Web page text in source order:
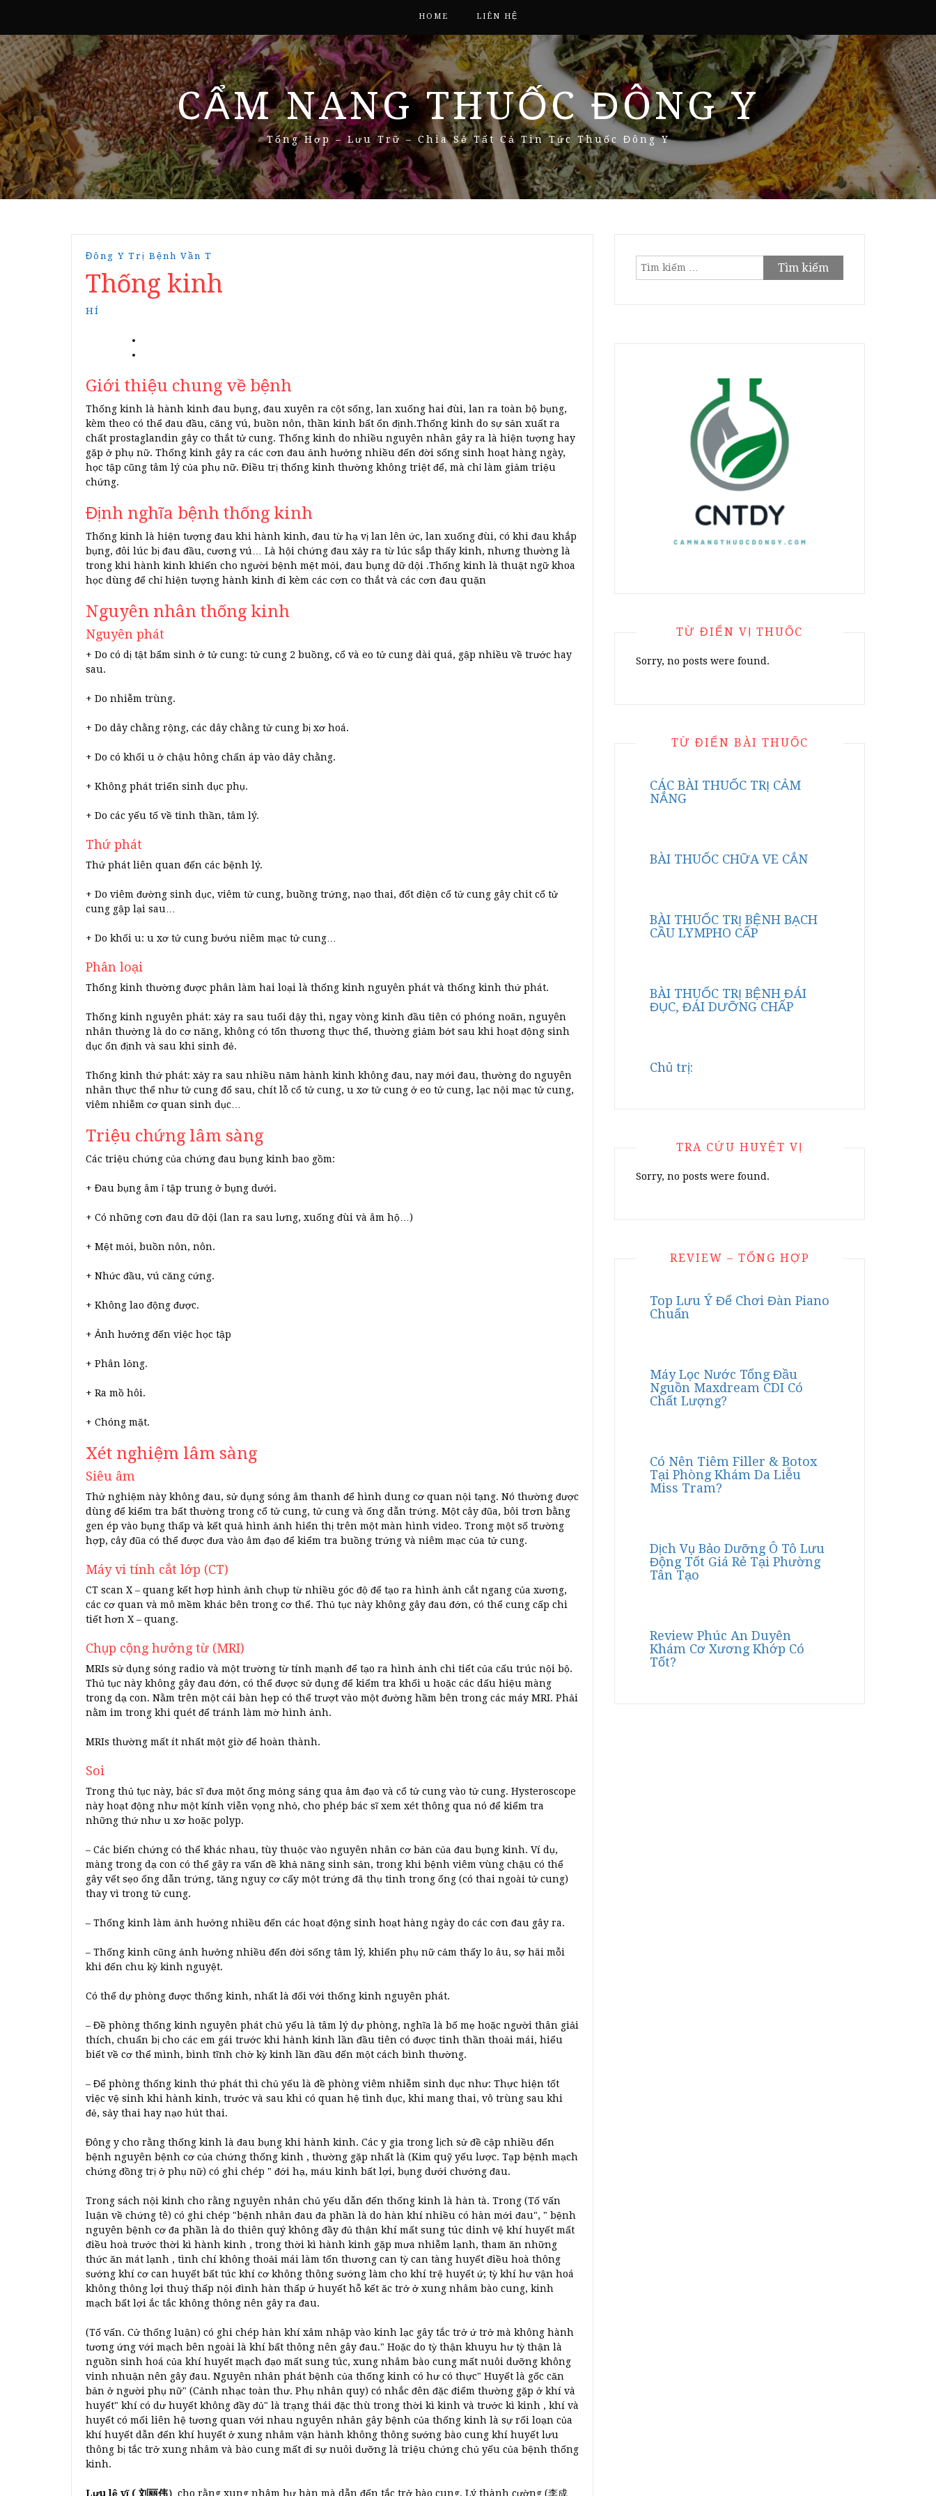
HOME LIÊN HỆ
CẨM NANG THUỐC ĐÔNG Y
Tổng Hợp – Lưu Trữ – Chia Sẻ Tất Cả Tin Tức Thuốc Đông Y
Đông Y Trị Bệnh Vần T
Thống kinh
HÍ
Giới thiệu chung về bệnh
Thống kinh là hành kinh đau bụng, đau xuyên ra cột sống, lan xuống hai đùi, lan ra toàn bộ bụng,
kèm theo có thể đau đầu, căng vú, buồn nôn, thần kinh bất ổn định.Thống kinh do sự sản xuất ra
chất prostaglandin gây co thắt tử cung. Thống kinh do nhiều nguyên nhân gây ra là hiện tượng hay
gặp ở phụ nữ. Thống kinh gây ra các cơn đau ảnh hưởng nhiều đến đời sống sinh hoạt hàng ngày,
học tập cũng tâm lý của phụ nữ. Điều trị thống kinh thường không triệt để, mà chỉ làm giảm triệu
chứng.
Định nghĩa bệnh thống kinh
Thống kinh là hiện tượng đau khi hành kinh, đau từ hạ vị lan lên ức, lan xuống đùi, có khi đau khắp
bụng, đôi lúc bị đau đầu, cương vú… Là hội chứng đau xảy ra từ lúc sắp thấy kinh, nhưng thường là
trong khi hành kinh khiến cho người bệnh mệt mỏi, đau bụng dữ dội .Thống kinh là thuật ngữ khoa
học dùng để chỉ hiện tượng hành kinh đi kèm các cơn co thắt và các cơn đau quặn
Nguyên nhân thống kinh
Nguyên phát
+ Do có dị tật bẩm sinh ở tử cung: tử cung 2 buồng, cổ và eo tử cung dài quá, gập nhiều về trước hay
sau.
+ Do nhiễm trùng.
+ Do dây chằng rộng, các dây chằng tử cung bị xơ hoá.
+ Do có khối u ở chậu hông chấn áp vào dây chằng.
+ Không phát triển sinh dục phụ.
+ Do các yếu tố về tinh thần, tâm lý.
Thứ phát
Thứ phát liên quan đến các bệnh lý.
+ Do viêm đường sinh dục, viêm tử cung, buồng trứng, nạo thai, đốt điện cổ tử cung gây chit cổ tử
cung gập lại sau…
+ Do khối u: u xơ tử cung bướu niêm mạc tử cung…
Phân loại
Thống kinh thường được phân làm hai loại là thống kinh nguyên phát và thống kinh thứ phát.
Thống kinh nguyên phát: xảy ra sau tuổi dậy thì, ngay vòng kinh đầu tiên có phóng noãn, nguyên
nhân thường là do cơ năng, không có tổn thương thực thể, thường giảm bớt sau khi hoạt động sinh
dục ổn định và sau khi sinh đẻ.
Thống kinh thứ phát: xảy ra sau nhiều năm hành kinh không đau, nay mới đau, thường do nguyên
nhân thực thể như tử cung đổ sau, chít lỗ cổ tử cung, u xơ tử cung ở eo tử cung, lạc nội mạc tử cung,
viêm nhiễm cơ quan sinh dục…
Triệu chứng lâm sàng
Các triệu chứng của chứng đau bụng kinh bao gồm:
+ Đau bụng âm ỉ tập trung ở bụng dưới.
+ Có những cơn đau dữ dội (lan ra sau lưng, xuống đùi và âm hộ…)
+ Mệt mỏi, buồn nôn, nôn.
+ Nhức đầu, vú căng cứng.
+ Không lao động được.
+ Ảnh hưởng đến việc học tập
+ Phân lỏng.
+ Ra mồ hôi.
+ Chóng mặt.
Xét nghiệm lâm sàng
Siêu âm
Thử nghiệm này không đau, sử dụng sóng âm thanh để hình dung cơ quan nội tạng. Nó thường được
dùng để kiểm tra bất thường trong cổ tử cung, tử cung và ống dẫn trứng. Một cây đũa, bôi trơn bằng
gen ép vào bụng thấp và kết quả hình ảnh hiển thị trên một màn hình video. Trong một số trường
hợp, cây đũa có thể được đưa vào âm đạo để kiểm tra buồng trứng và niêm mạc của tử cung.
Máy vi tính cắt lớp (CT)
CT scan X – quang kết hợp hình ảnh chụp từ nhiều góc độ để tạo ra hình ảnh cắt ngang của xương,
các cơ quan và mô mềm khác bên trong cơ thể. Thủ tục này không gây đau đớn, có thể cung cấp chi
tiết hơn X – quang.
Chụp cộng hưởng từ (MRI)
MRIs sử dụng sóng radio và một trường từ tính mạnh để tạo ra hình ảnh chi tiết của cấu trúc nội bộ.
Thủ tục này không gây đau đớn, có thể được sử dụng để kiểm tra khối u hoặc các dấu hiệu màng
trong dạ con. Nằm trên một cái bàn hẹp có thể trượt vào một đường hầm bên trong các máy MRI. Phải
nằm im trong khi quét để tránh làm mờ hình ảnh.
MRIs thường mất ít nhất một giờ để hoàn thành.
Soi
Trong thủ tục này, bác sĩ đưa một ống mỏng sáng qua âm đạo và cổ tử cung vào tử cung. Hysteroscope
này hoạt động như một kính viễn vọng nhỏ, cho phép bác sĩ xem xét thông qua nó để kiểm tra
những thứ như u xơ hoặc polyp.
– Các biến chứng có thể khác nhau, tùy thuộc vào nguyên nhân cơ bản của đau bụng kinh. Ví dụ,
màng trong dạ con có thể gây ra vấn đề khả năng sinh sản, trong khi bệnh viêm vùng chậu có thể
gây vết sẹo ống dẫn trứng, tăng nguy cơ cấy một trứng đã thụ tinh trong ống (có thai ngoài tử cung)
thay vì trong tử cung.
– Thống kinh làm ảnh hưởng nhiều đến các hoạt động sinh hoạt hàng ngày do các cơn đau gây ra.
– Thống kinh cũng ảnh hưởng nhiều đến đời sống tâm lý, khiến phụ nữ cảm thấy lo âu, sợ hãi mỗi
khi đến chu kỳ kinh nguyệt.
Có thể dự phòng được thống kinh, nhất là đối với thống kinh nguyên phát.
– Đề phòng thống kinh nguyên phát chủ yếu là tâm lý dự phòng, nghĩa là bố mẹ hoặc người thân giải
thích, chuẩn bị cho các em gái trước khi hành kinh lần đầu tiên có được tinh thần thoải mái, hiểu
biết về cơ thể mình, bình tĩnh chờ kỳ kinh lần đầu đến một cách bình thường.
– Để phòng thống kinh thứ phát thì chủ yếu là đề phòng viêm nhiễm sinh dục như: Thực hiện tốt
việc vệ sinh khi hành kinh, trước và sau khi có quan hệ tình dục, khi mang thai, vô trùng sau khi
đẻ, sảy thai hay nạo hút thai.
Đông y cho rằng thống kinh là đau bụng khi hành kinh. Các y gia trong lịch sử đề cập nhiều đến
bệnh nguyên bệnh cơ của chứng thống kinh , thường gặp nhất là (Kim quỹ yếu lược. Tạp bệnh mạch
chứng đồng trị ở phụ nữ) có ghi chép " đới hạ, máu kinh bất lợi, bụng dưới chướng đau.
Trong sách nội kinh cho rằng nguyên nhân chủ yếu dẫn đến thống kinh là hàn tà. Trong (Tố vấn
luận về chứng tê) có ghi chép "bệnh nhân đau đa phần là do hàn khí nhiều có hàn mới đau", " bệnh
nguyên bệnh cơ đa phần là do thiên quý không đầy đủ thận khí mất sung túc dinh vệ khí huyết mất
điều hoà trước thời kì hành kinh , trong thời kì hành kinh gặp mưa nhiễm lạnh, tham ăn những
thức ăn mát lạnh , tình chí không thoải mái làm tổn thương can tỳ can tàng huyết điều hoà thông
sướng khí cơ can huyết bất túc khí cơ không thông sướng làm cho khí trệ huyết ứ; tỳ khí hư vận hoá
không thông lợi thuỷ thấp nội đình hàn thấp ứ huyết hỗ kết ăc trở ở xung nhâm bào cung, kinh
mạch bất lợi ắc tắc không thông nên gây ra đau.
(Tố vấn. Cử thống luận) có ghi chép hàn khí xâm nhập vào kinh lạc gây tắc trở ứ trở mà không hành
tương ứng với mạch bên ngoài là khí bất thông nên gây đau." Hoặc do tỳ thận khuyu hư tỳ thận là
nguồn sinh hoá của khí huyết mạch đạo mất sung túc, xung nhâm bào cung mất nuôi dưỡng không
vinh nhuận nên gây đau. Nguyên nhân phát bệnh của thống kinh có hư có thực" Huyết là gốc căn
bản ở người phụ nữ" (Cảnh nhạc toàn thư. Phụ nhân quy) có nhắc đên đặc điểm thường gặp ở khí và
huyết" khí có dư huyết không đầy đủ" là trạng thái đặc thù trong thời kì kinh và trước kì kinh , khí và
huyết có mối liên hệ tương quan với nhau nguyên nhân gây bệnh của thống kinh là sự rối loạn của
khí huyết dẫn đến khí huyết ở xung nhâm vận hành không thông sướng bào cung khí huyết lưu
thông bị tắc trở xung nhâm và bào cung mất đi sự nuôi dưỡng là triệu chứng chủ yếu của bệnh thống
kinh.
Lưu lệ vĩ ( 刘丽伟） cho rằng xung nhâm hư hàn mà dẫn đến tắc trở bào cung. Lý thành cường (李成
Tìm
TỪ ĐIỂN VỊ THUỐC
Sorry, no posts were found.
TỪ ĐIỂN BÀI THUỐC
CÁC BÀI THUỐC TRỊ CẢM
NẮNG
BÀI THUỐC CHỮA VE CẮN
BÀI THUỐC TRỊ BỆNH BẠCH
CẦU LYMPHO CẤP
BÀI THUỐC TRỊ BỆNH ĐÁI
ĐỤC, ĐÁI DƯỠNG CHẤP
Chủ trị:
TRA CỨU HUYỆT VỊ
Sorry, no posts were found.
REVIEW – TỔNG HỢP
Top Lưu Ý Để Chơi Đàn Piano
Chuẩn
Máy Lọc Nước Tổng Đầu
Nguồn Maxdream CDI Có
Chất Lượng?
Có Nên Tiêm Filler & Botox
Tại Phòng Khám Da Liễu
Miss Tram?
Dịch Vụ Bảo Dưỡng Ô Tô Lưu
Động Tốt Giá Rẻ Tại Phường
Tân Tạo
Review Phúc An Duyên
Khám Cơ Xương Khớp Có
Tốt?